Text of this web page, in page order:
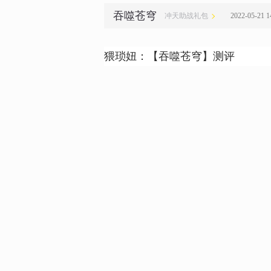
吞噬苍穹 冲天助战礼包 2022-05-21
猥琐妞：【吞噬苍穹】测评